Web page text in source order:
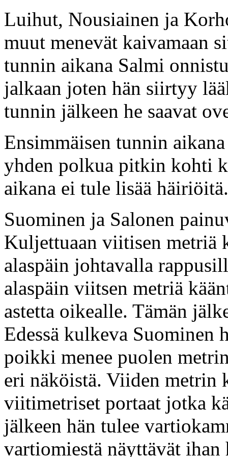
Luihut, Nousiainen ja
muut menevät kaivamaan
tunnin aikana Salmi
jalkaan joten hän siirtyy
tunnin jälkeen he saavat
Ensimmäisen tunnin
yhden polkua pitkin kohti
aikana ei tule lisää häiriöitä.
Suominen ja Salonen
Kuljettuaan viitisen metriä
alaspäin johtavalla
alaspäin viitsen metriä
astetta oikealle. Tämän
Edessä kulkeva Suominen
poikki menee puolen
eri näköistä. Viiden metrin
viitimetriset portaat jotka
jälkeen hän tulee
vartiomiestä näyttävät